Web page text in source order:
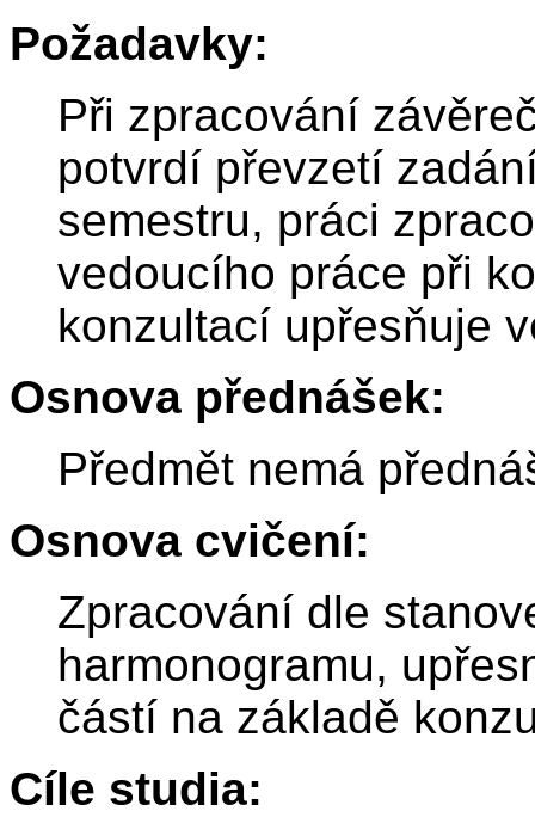
Požadavky:
Při zpracování
potvrdí převzetí
semestru, práci
vedoucího práce při
konzultací upřesňuje
Osnova přednášek:
Předmět nemá
Osnova cvičení:
Zpracování dle
harmonogramu,
částí na základě
Cíle studia: